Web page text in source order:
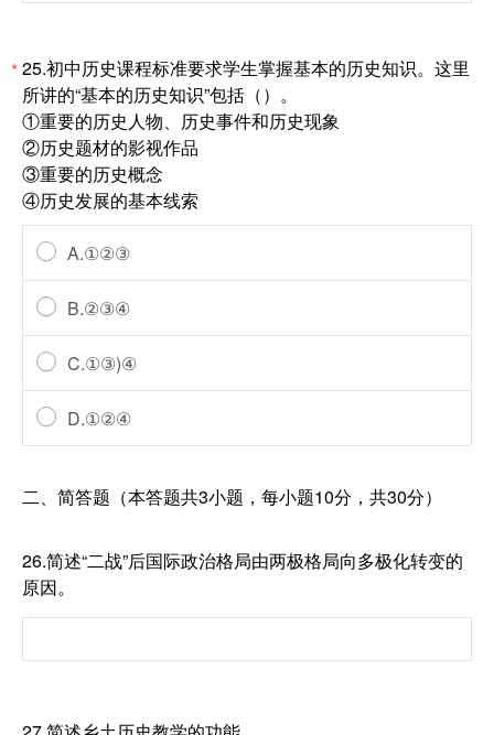
*25.初中历史课程标准要求学生掌握基本的历史知识。这里
所讲的“基本的历史知识”包括（）。
①重要的历史人物、历史事件和历史现象
②历史题材的影视作品
③重要的历史概念
④历史发展的基本线索
A.①②③
B.②③④
C.①③)④
D.①②④
二、简答题（本答题共3小题，每小题10分，共30分）
26.简述“二战”后国际政治格局由两极格局向多极化转变的
原因。